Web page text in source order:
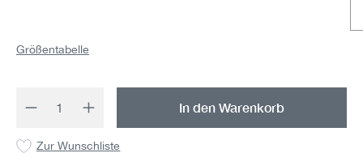
Größentabelle
Produkt Anzahl: Gib den gewünschten
In den Warenkorb
Zur Wunschliste